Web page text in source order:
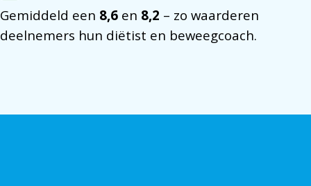
Gemiddeld een 8,6 en 8,2 – zo waarderen
deelnemers hun diëtist en beweegcoach.